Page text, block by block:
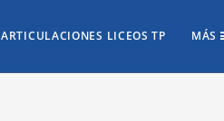
ARTICULACIONES LICEOS TP MÁS